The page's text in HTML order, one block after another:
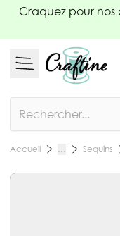
Allez au contenu
Craquez pour nos
Accueil … Sequins